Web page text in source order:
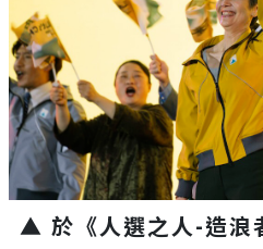
▲ 於《人選之人-造浪